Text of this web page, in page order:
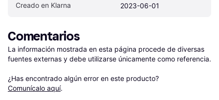
Creado en Klarna 2023-06-01
Comentarios
La información mostrada en esta página procede de diversas
fuentes externas y debe utilizarse únicamente como referencia.
¿Has encontrado algún error en este producto?
Comunícalo aquí.